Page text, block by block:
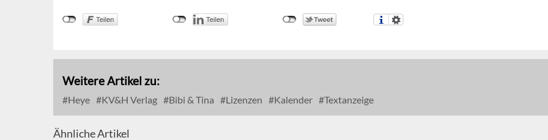
Weitere Artikel zu:
Heye KV&H Verlag Bibi & Tina Lizenzen Kalender Textanzeige
Ähnliche Artikel